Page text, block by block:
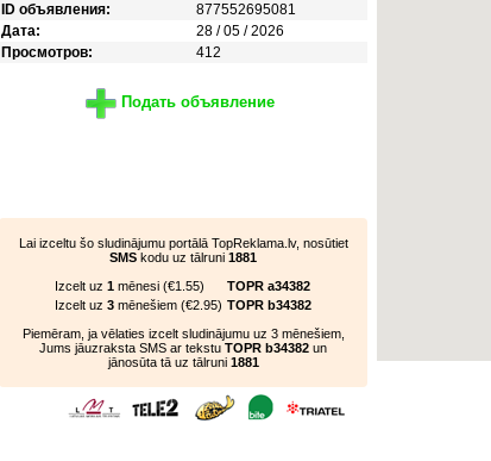
ID объявления:
877552695081
Дата:
28 / 05 / 2026
Просмотров:
412
Подать объявление
Lai izceltu šo sludinājumu portālā TopReklama.lv, nosūtiet
SMS kodu uz tālruni 1881
Izcelt uz 1 mēnesi (€1.55)
TOPR a34382
Izcelt uz 3 mēnešiem (€2.95) TOPR b34382
Piemēram, ja vēlaties izcelt sludinājumu uz 3 mēnešiem,
Jums jāuzraksta SMS ar tekstu TOPR b34382 un
jānosūta tā uz tālruni 1881